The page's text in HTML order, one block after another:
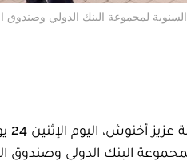
لمجموعة البنك الدولي وصندوق
البنك الدولي وصندوق